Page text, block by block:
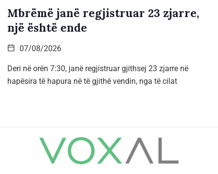
Mbrëmë janë regjistruar 23 zjarre,
një është ende
07/08/2026
Deri në orën 7:30, janë regjistruar gjithsej 23 zjarre në
hapësira të hapura në të gjithë vendin, nga të cilat